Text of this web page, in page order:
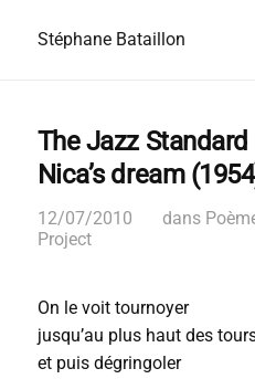
Stéphane Bataillon
The Jazz
Nica’s dream
12/07/2010 dans
Project
On le voit tournoyer
jusqu’au plus haut des
et puis dégringoler